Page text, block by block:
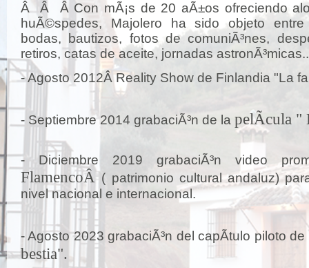
Â Â Â Con mÃ¡s de 20 aÃ±os ofreciendo
huÃ©spedes, Majolero ha sido objeto
bodas, bautizos, fotos de comuniÃ³nes,
retiros, catas de aceite, jornadas
- Agosto 2012ÂReality Show de Finlandia "La
- Septiembre 2014 grabaciÃ³n de la pelÃ­cula "
- Diciembre 2019 grabaciÃ³n video
FlamencoÂ ( patrimonio cultural andaluz)
nivel nacional e internacional.
- Agosto 2023 grabaciÃ³n del capÃ­tulo piloto de
bestia".